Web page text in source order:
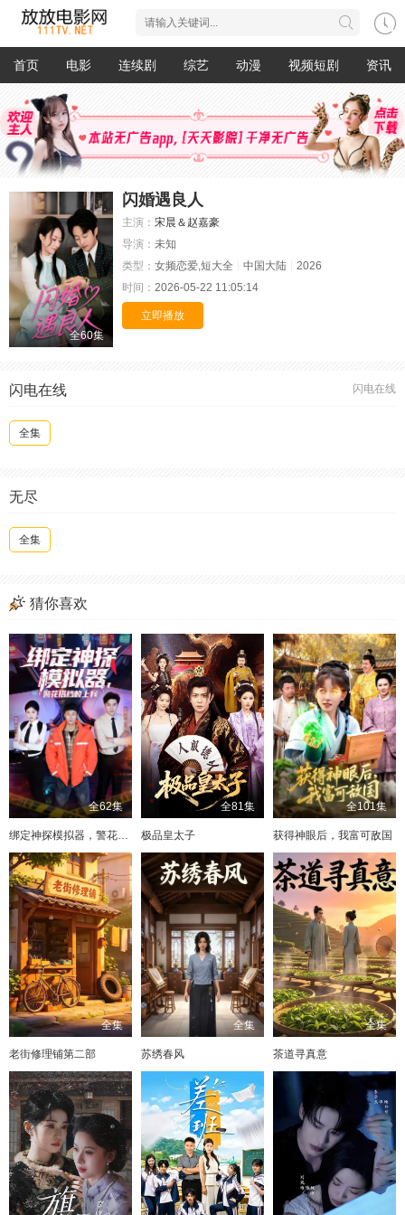
首页 电影 连续剧 综艺 动漫 视频短剧 资讯
全60集
闪婚遇良人
主演： 宋晨＆赵嘉豪
导演： 未知
类型： 女频恋爱,短大全 中国大陆
2026
时间： 2026-05-22 11:05:14
立即播放
闪电在线
闪电在线
全集
无尽
全集
猜你喜欢
全62集 全81集
极品皇太子
全101集
获得神眼后，我富可敌国
全集
老街修理铺第二部
全集
苏绣春风
全集
茶道寻真意